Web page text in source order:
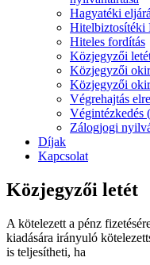
Hagyatéki
Hitelbiztosítéki
Hiteles fordítás
Közjegyzői
Közjegyzői
Közjegyzői
Végrehajtás
Végintézkedés
Zálogjogi
Díjak
Kapcsolat
Közjegyzői letét
A kötelezett a pénz
kiadására irányuló
is teljesítheti, ha